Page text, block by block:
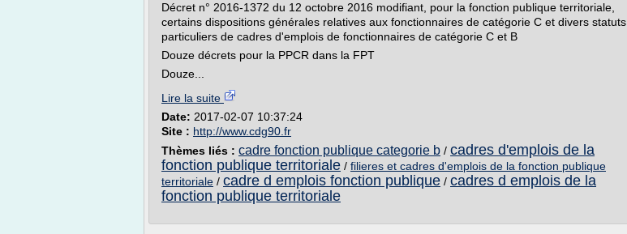
Décret n° 2016-1372 du 12 octobre 2016 modifiant, pour la fonction publique territoriale,
certains dispositions générales relatives aux fonctionnaires de catégorie C et divers statuts
particuliers de cadres d'emplois de fonctionnaires de catégorie C et B
Douze décrets pour la PPCR dans la FPT
Douze...
Lire la suite
Date: 2017-02-07 10:37:24
Site : http://www.cdg90.fr
Thèmes liés : cadre fonction publique categorie b / cadres d'emplois de la
fonction publique territoriale / filieres et cadres d'emplois de la fonction publique
territoriale / cadre d emplois fonction publique / cadres d emplois de la
fonction publique territoriale